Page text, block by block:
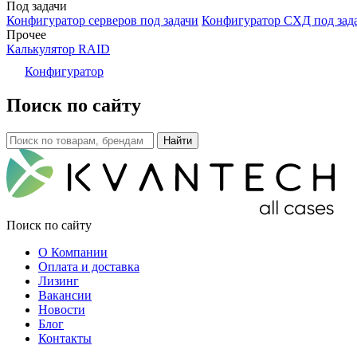
Под задачи
Конфигуратор серверов под задачи Конфигуратор СХД под
Прочее
Калькулятор RAID
Конфигуратор
Поиск по сайту
Поиск по сайту
О Компании
Оплата и доставка
Лизинг
Вакансии
Новости
Блог
Контакты